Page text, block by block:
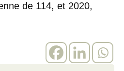
de 114, et 2020,